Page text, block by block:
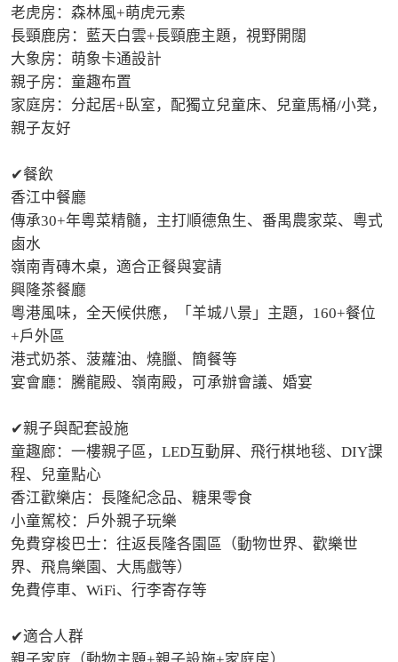
老虎房：森林風+萌虎元素
長頸鹿房：藍天白雲+長頸鹿主題，視野開闊
大象房：萌象卡通設計
親子房：童趣布置
家庭房：分起居+臥室，配獨立兒童床、兒童馬桶/小凳，
親子友好
✔餐飲
香江中餐廳
傳承30+年粵菜精髓，主打順德魚生、番禺農家菜、粵式
鹵水
嶺南青磚木桌，適合正餐與宴請
興隆茶餐廳
粵港風味，全天候供應，「羊城八景」主題，160+餐位
+戶外區
港式奶茶、菠蘿油、燒臘、簡餐等
宴會廳：騰龍殿、嶺南殿，可承辦會議、婚宴
✔親子與配套設施
童趣廊：一樓親子區，LED互動屏、飛行棋地毯、DIY課
程、兒童點心
香江歡樂店：長隆紀念品、糖果零食
小童駕校：戶外親子玩樂
免費穿梭巴士：往返長隆各園區（動物世界、歡樂世
界、飛鳥樂園、大馬戲等）
免費停車、WiFi、行李寄存等
✔適合人群